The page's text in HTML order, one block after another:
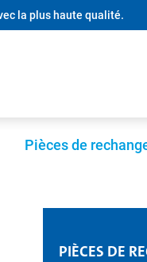
la plus haute qualité.
Pièces de
PIÈCES DE